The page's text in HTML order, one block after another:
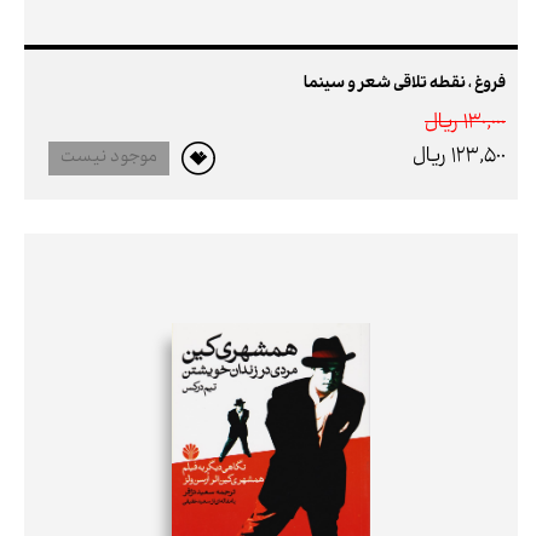
فروغ ، نقطه تلاقی شعر و سینما
130,000 ريال
123,500 ريال
موجود نیست